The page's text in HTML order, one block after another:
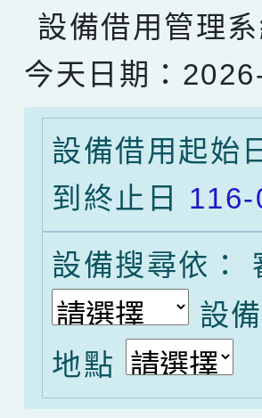
設備借用管理
今天日期：
設備借用起始
到終止日
設備搜尋依：
設
地點 選擇後